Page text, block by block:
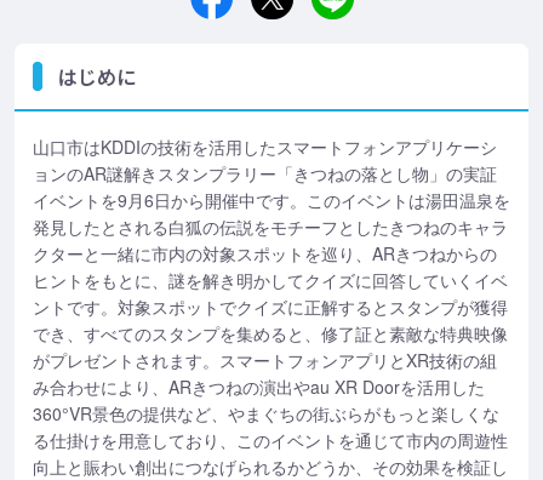
はじめに
山口市はKDDIの技術を活用したスマートフォンアプリケーシ
ョンのAR謎解きスタンプラリー「きつねの落とし物」の実証
イベントを9月6日から開催中です。このイベントは湯田温泉を
発見したとされる白狐の伝説をモチーフとしたきつねのキャラ
クターと一緒に市内の対象スポットを巡り、ARきつねからの
ヒントをもとに、謎を解き明かしてクイズに回答していくイベ
ントです。対象スポットでクイズに正解するとスタンプが獲得
でき、すべてのスタンプを集めると、修了証と素敵な特典映像
がプレゼントされます。スマートフォンアプリとXR技術の組
み合わせにより、ARきつねの演出やau XR Doorを活用した
360°VR景色の提供など、やまぐちの街ぶらがもっと楽しくな
る仕掛けを用意しており、このイベントを通じて市内の周遊性
向上と賑わい創出につなげられるかどうか、その効果を検証し